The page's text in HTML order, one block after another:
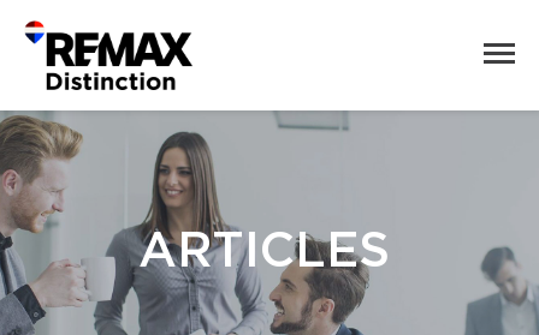
ARTICLES